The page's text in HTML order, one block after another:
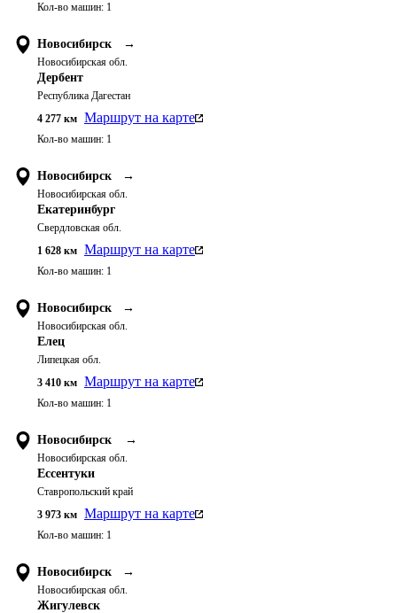
Кол-во машин: 1
Новосибирск →
Новосибирская обл.
Дербент
Республика Дагестан
4 277 км Маршрут на карте
Кол-во машин: 1
Новосибирск →
Новосибирская обл.
Екатеринбург
Свердловская обл.
1 628 км Маршрут на карте
Кол-во машин: 1
Новосибирск →
Новосибирская обл.
Елец
Липецкая обл.
3 410 км Маршрут на карте
Кол-во машин: 1
Новосибирск →
Новосибирская обл.
Ессентуки
Ставропольский край
3 973 км Маршрут на карте
Кол-во машин: 1
Новосибирск →
Новосибирская обл.
Жигулевск